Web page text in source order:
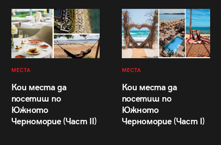
МЕСТА
Кои места да
посетиш по
Южното
Черноморие (Част II)
МЕСТА
Кои места да
посетиш по
Южното
Черноморие (Част I)